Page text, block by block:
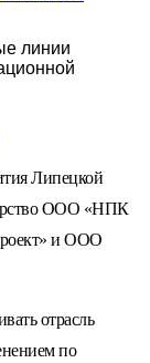
линии
Липецкой
ООО «НПК
и ООО
отрасль
по